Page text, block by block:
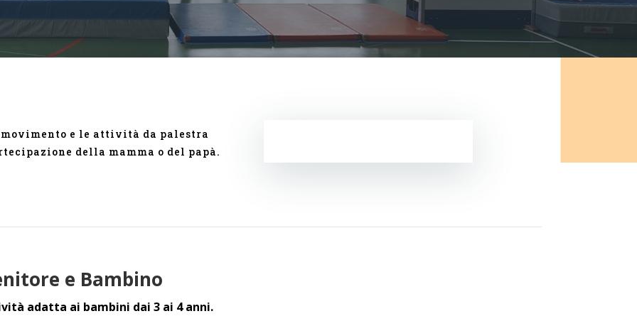
e le attività da palestra
della mamma o del papà.
e Bambino
adatta ai bambini dai 3 ai 4 anni.